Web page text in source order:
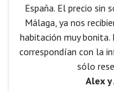
España. El precio sin
Málaga, ya nos
habitación muy
correspondían con la
sólo
Alex y